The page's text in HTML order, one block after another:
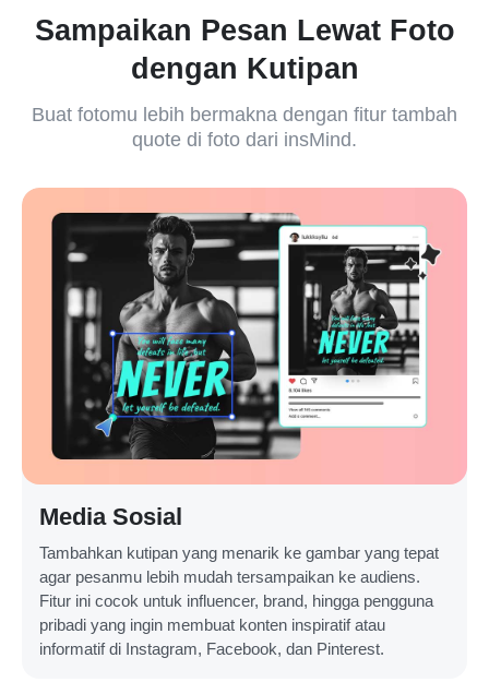
Sampaikan Pesan Lewat Foto
dengan Kutipan
Buat fotomu lebih bermakna dengan fitur tambah
quote di foto dari insMind.
Media Sosial
Tambahkan kutipan yang menarik ke gambar yang tepat
agar pesanmu lebih mudah tersampaikan ke audiens.
Fitur ini cocok untuk influencer, brand, hingga pengguna
pribadi yang ingin membuat konten inspiratif atau
informatif di Instagram, Facebook, dan Pinterest.